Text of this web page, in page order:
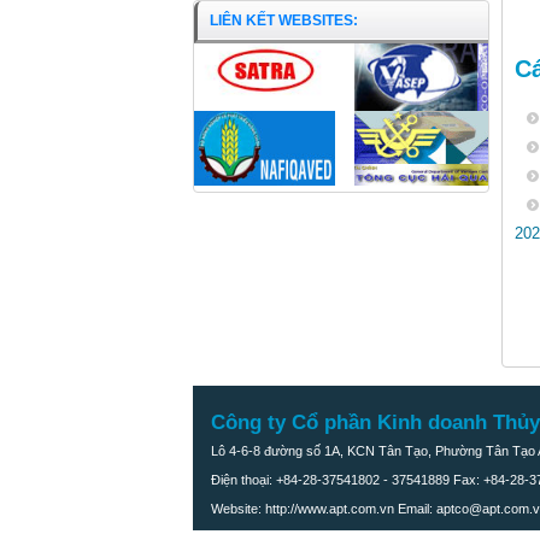
Khô cá lòng tong bơ mè
LIÊN KẾT WEBSITES:
Công ty Cổ phần Kinh doanh
Lô 4-6-8 đường số 1A, KCN Tân Tạo, Phường Tân Tạo
Điện thoại: +84-28-37541802 - 37541889 Fax: +84-28-
Website: http://www.apt.com.vn Email: